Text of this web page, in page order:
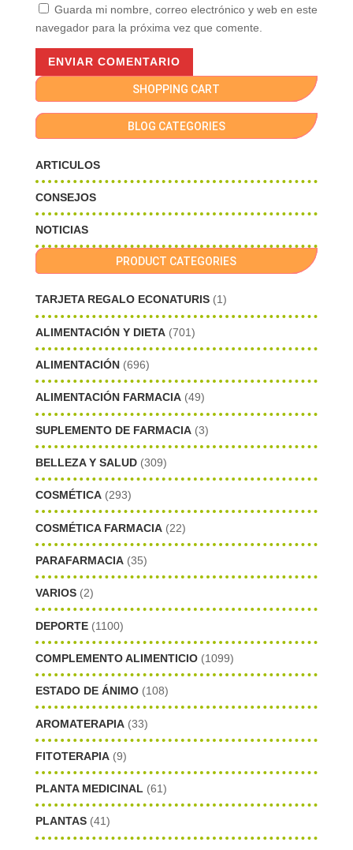
Guarda mi nombre, correo electrónico y web en este
navegador para la próxima vez que comente.
SHOPPING CART
BLOG CATEGORIES
ARTICULOS
CONSEJOS
NOTICIAS
PRODUCT CATEGORIES
TARJETA REGALO ECONATURIS (1)
ALIMENTACIÓN Y DIETA (701)
ALIMENTACIÓN (696)
ALIMENTACIÓN FARMACIA (49)
SUPLEMENTO DE FARMACIA (3)
BELLEZA Y SALUD (309)
COSMÉTICA (293)
COSMÉTICA FARMACIA (22)
PARAFARMACIA (35)
VARIOS (2)
DEPORTE (1100)
COMPLEMENTO ALIMENTICIO (1099)
ESTADO DE ÁNIMO (108)
AROMATERAPIA (33)
FITOTERAPIA (9)
PLANTA MEDICINAL (61)
PLANTAS (41)